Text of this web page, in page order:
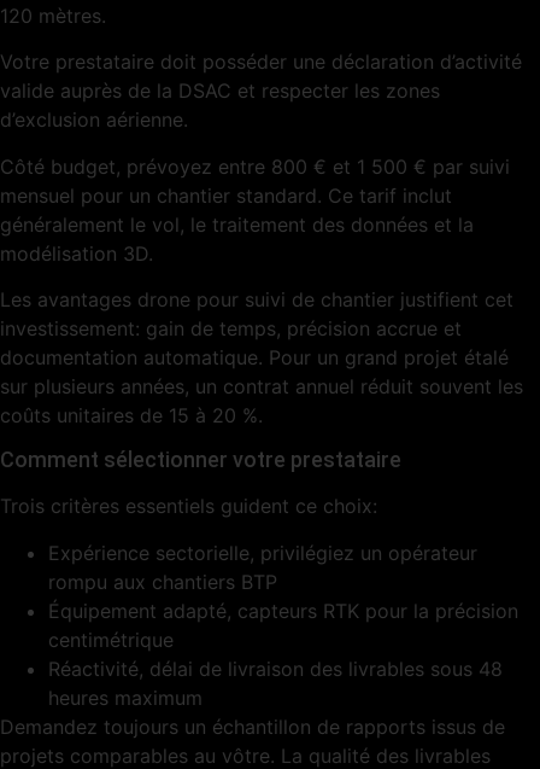
120 mètres.
Votre prestataire doit posséder une déclaration d’activité
valide auprès de la DSAC et respecter les zones
d’exclusion aérienne.
Côté budget, prévoyez entre 800 € et 1 500 € par suivi
mensuel pour un chantier standard. Ce tarif inclut
généralement le vol, le traitement des données et la
modélisation 3D.
Les avantages drone pour suivi de chantier justifient cet
investissement: gain de temps, précision accrue et
documentation automatique. Pour un grand projet étalé
sur plusieurs années, un contrat annuel réduit souvent les
coûts unitaires de 15 à 20 %.
Comment sélectionner votre prestataire
Trois critères essentiels guident ce choix:
Expérience sectorielle, privilégiez un opérateur
rompu aux chantiers BTP
Équipement adapté, capteurs RTK pour la précision
centimétrique
Réactivité, délai de livraison des livrables sous 48
heures maximum
Demandez toujours un échantillon de rapports issus de
projets comparables au vôtre. La qualité des livrables